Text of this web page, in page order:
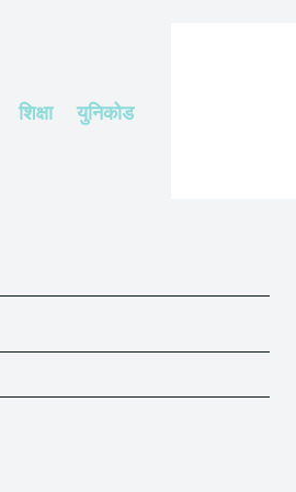
शिक्षा युनिकोड